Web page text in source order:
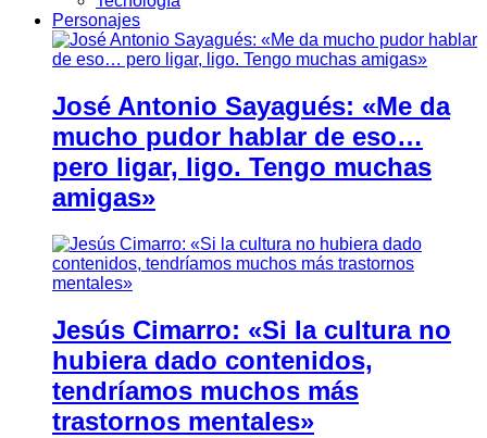
Personajes
José Antonio Sayagués: «Me da
mucho pudor hablar de eso…
pero ligar, ligo. Tengo muchas
amigas»
Jesús Cimarro: «Si la cultura no
hubiera dado contenidos,
tendríamos muchos más
trastornos mentales»